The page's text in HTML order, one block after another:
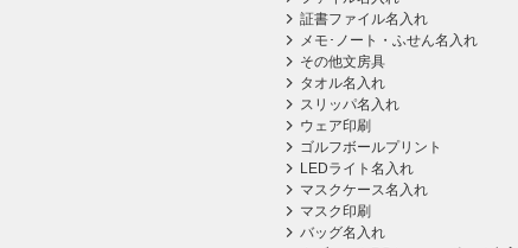
証書ファイル名入れ
メモ･ノート・ふせん名入れ
その他文房具
タオル名入れ
スリッパ名入れ
ウェア印刷
ゴルフボールプリント
LEDライト名入れ
マスクケース名入れ
マスク印刷
バッグ名入れ